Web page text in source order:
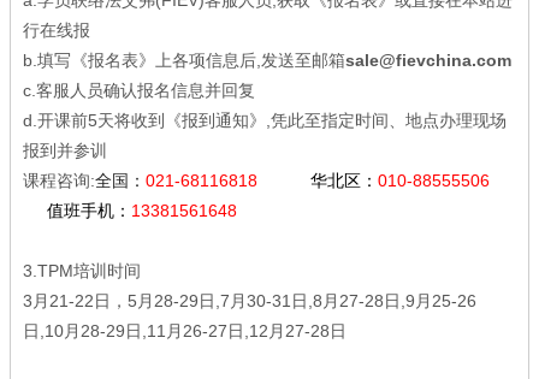
行在线报
b.填写《报名表》上各项信息后,发送至邮箱sale@fievchina.com
c.客服人员确认报名信息并回复
d.开课前5天将收到《报到通知》,凭此至指定时间、地点办理现场
报到并参训
课程咨询:全国： 021-68116818 华北区： 010-88555506
值班手机： 13381561648
3.TPM培训时间
3月21-22日，5月28-29日,7月30-31日,8月27-28日,9月25-26
日,10月28-29日,11月26-27日,12月27-28日